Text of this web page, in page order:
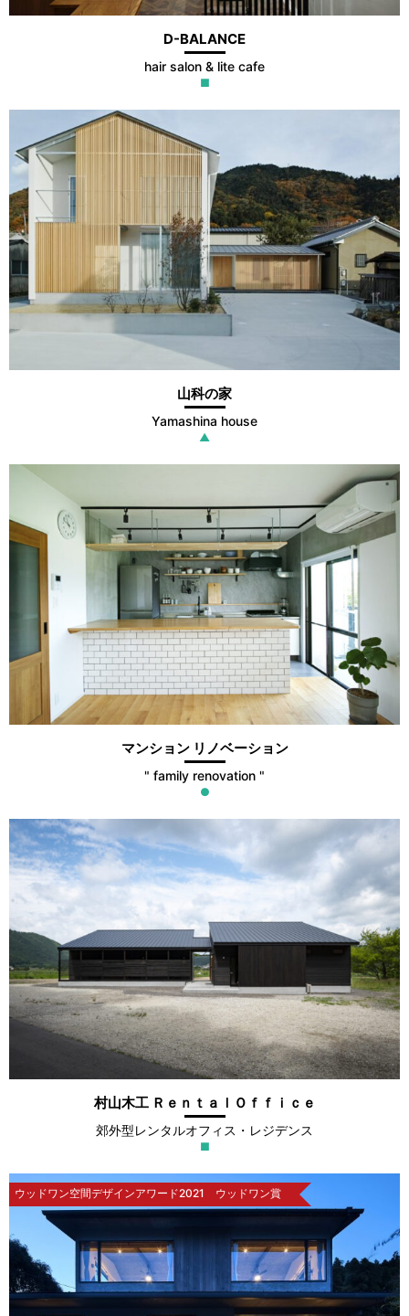
D-BALANCE
hair salon & lite cafe
■
山科の家
Yamashina house
▲
マンション リノベーション
" family renovation "
●
村山木工 ＲｅｎｔａｌＯｆｆｉｃｅ
郊外型レンタルオフィス・レジデンス
■
ウッドワン空間デザインアワード2021 ウッドワン賞